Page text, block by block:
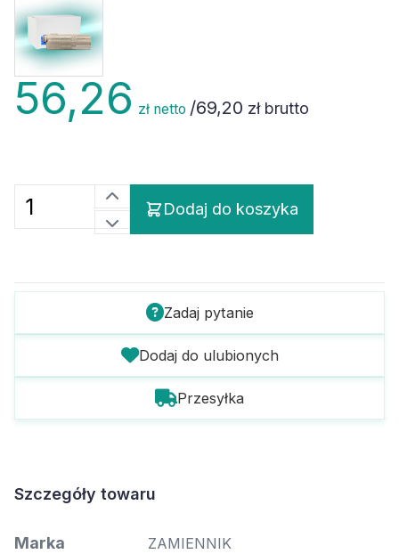
56,26 zł netto /69,20 zł brutto
Dodaj do koszyka
Zadaj pytanie
Dodaj do ulubionych
Przesyłka
Szczegóły towaru
Marka ZAMIENNIK